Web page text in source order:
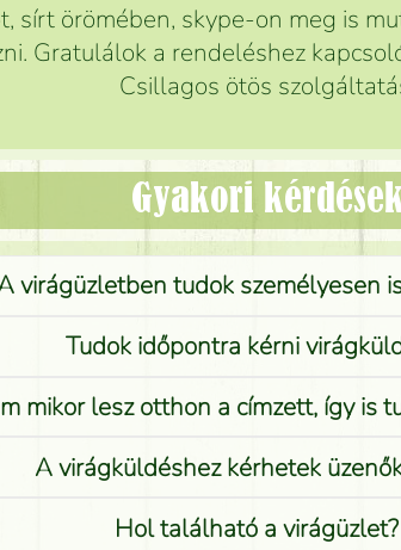
sírt örömében, skype-on meg is
Gratulálok a rendeléshez
Csillagos ötös
Gyakori
virágüzletben tudok személyesen
Tudok időpontra kérni
mikor lesz otthon a címzett, így is
A virágküldéshez kérhetek
Hol található a virágüzlet?